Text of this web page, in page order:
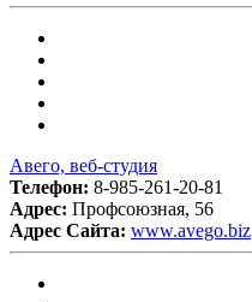
Авего, веб-студия
Телефон: 8-985-261-20-81
Адрес: Профсоюзная, 56
Адрес Сайта: www.avego.biz